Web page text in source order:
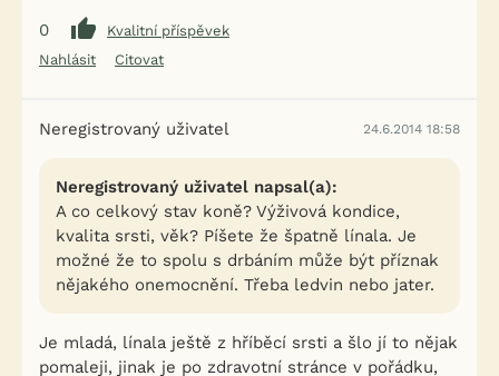
0
Kvalitní příspěvek
Nahlásit
Citovat
Neregistrovaný uživatel 24.6.2014 18:58
Neregistrovaný uživatel napsal(a):
A co celkový stav koně? Výživová kondice,
kvalita srsti, věk? Píšete že špatně línala. Je
možné že to spolu s drbáním může být příznak
nějakého onemocnění. Třeba ledvin nebo jater.
Je mladá, línala ještě z hříběcí srsti a šlo jí to nějak
pomaleji, jinak je po zdravotní stránce v pořádku,